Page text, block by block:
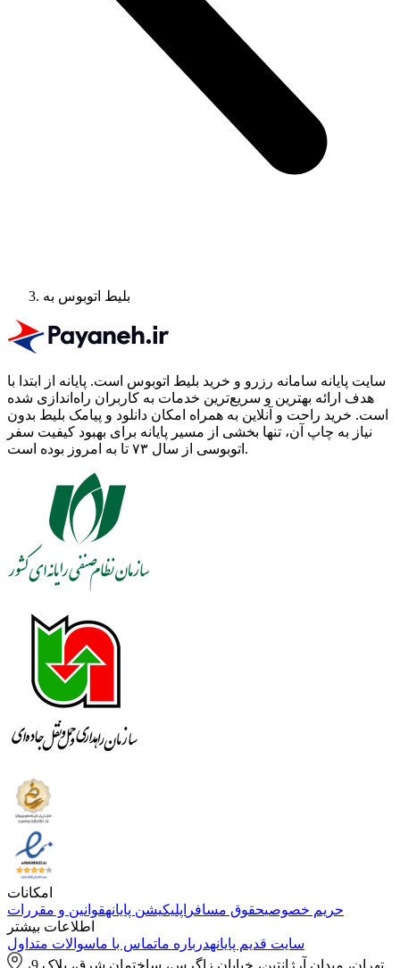
بلیط اتوبوس به
سایت پایانه سامانه رزرو و خرید بلیط اتوبوس است. پایانه از ابتدا با
هدف ارائه بهترین و سریع‌ترین خدمات به کاربران راه‌اندازی شده
است. خرید راحت و آنلاین به همراه امکان دانلود و پیامک بلیط بدون
نیاز به چاپ آن، تنها بخشی از مسیر پایانه برای بهبود کیفیت سفر
اتوبوسی از سال ۷۳ تا به امروز بوده است.
امکانات
حریم خصوصیحقوق مسافر اپلیکیشن پایانهقوانین و مقررات
اطلاعات بیشتر
سایت قدیم پایانهدرباره ماتماس با ماسوالات متداول